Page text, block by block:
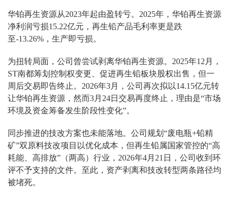
华铂再生资源从2023年起由盈转亏。2025年，华铂再生资源
净利润亏损15.22亿元，再生铅产品毛利率更是跌
至-13.26%，生产即亏损。
为扭转局面，公司曾尝试剥离华铂再生资源。2025年12月，
ST南都筹划控制权变更、促进再生铅板块股权出售，但一
周后交易即告终止。2026年3月，公司再次拟以14.15亿元转
让华铂再生资源，然而3月24日交易再度终止，理由是“市场
环境及资金筹备发生阶段性变化”。
同步推进的技改方案也未能落地。公司规划“废电瓶+铅精
矿”双原料技改项目以优化成本，但再生铅属国家管控的“高
耗能、高排放”（两高）行业，2026年4月21日，公司收到环
评不予支持的文件。至此，资产剥离和技改转型两条路径均
被堵死。